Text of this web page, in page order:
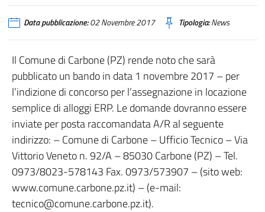
Data pubblicazione:02 Novembre 2017 Tipologia:News
Il Comune di Carbone (PZ) rende noto che sarà
pubblicato un bando in data 1 novembre 2017 – per
l’indizione di concorso per l’assegnazione in locazione
semplice di alloggi ERP. Le domande dovranno essere
inviate per posta raccomandata A/R al seguente
indirizzo: – Comune di Carbone – Ufficio Tecnico – Via
Vittorio Veneto n. 92/A – 85030 Carbone (PZ) – Tel.
0973/8023-578143 Fax. 0973/573907 – (sito web:
www.comune.carbone.pz.it) – (e-mail:
tecnico@comune.carbone.pz.it).